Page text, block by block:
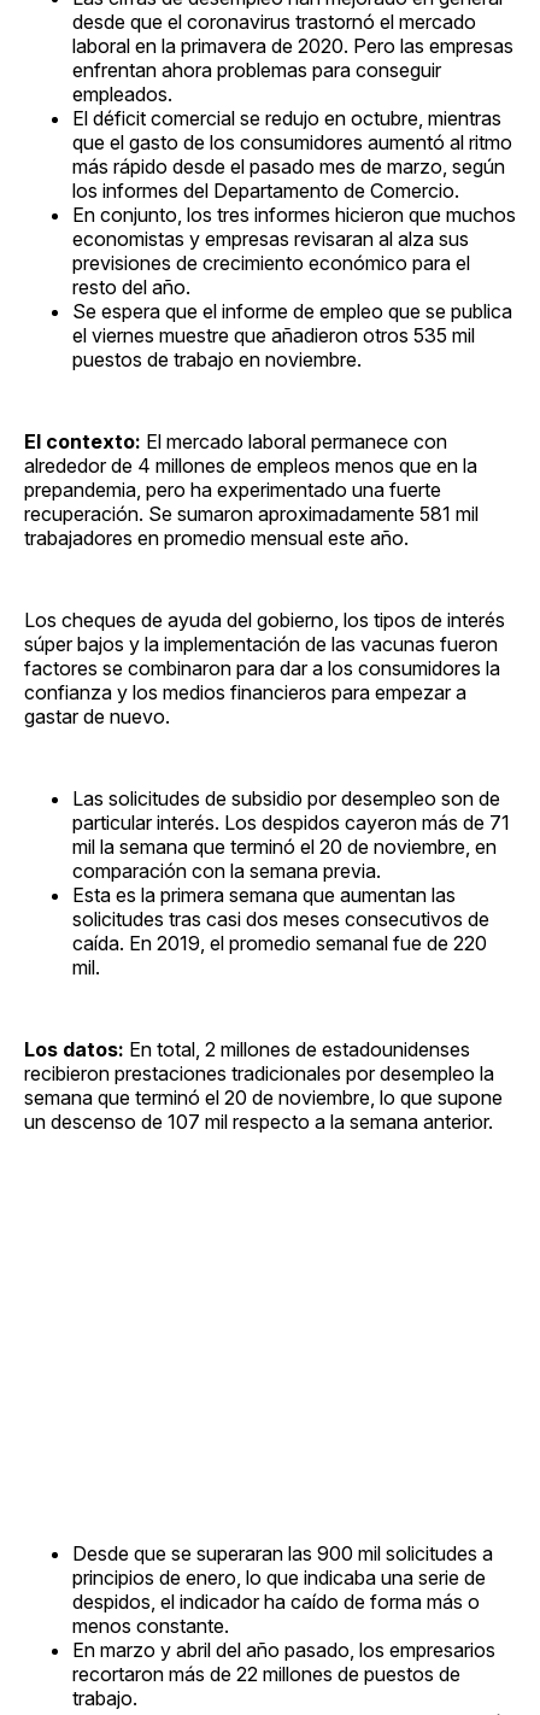
desde que el coronavirus trastornó el mercado
laboral en la primavera de 2020. Pero las empresas
enfrentan ahora problemas para conseguir
empleados.
El déficit comercial se redujo en octubre, mientras
que el gasto de los consumidores aumentó al ritmo
más rápido desde el pasado mes de marzo, según
los informes del Departamento de Comercio.
En conjunto, los tres informes hicieron que muchos
economistas y empresas revisaran al alza sus
previsiones de crecimiento económico para el
resto del año.
Se espera que el informe de empleo que se publica
el viernes muestre que añadieron otros 535 mil
puestos de trabajo en noviembre.
El contexto: El mercado laboral permanece con
alrededor de 4 millones de empleos menos que en la
prepandemia, pero ha experimentado una fuerte
recuperación. Se sumaron aproximadamente 581 mil
trabajadores en promedio mensual este año.
Los cheques de ayuda del gobierno, los tipos de interés
súper bajos y la implementación de las vacunas fueron
factores se combinaron para dar a los consumidores la
confianza y los medios financieros para empezar a
gastar de nuevo.
Las solicitudes de subsidio por desempleo son de
particular interés. Los despidos cayeron más de 71
mil la semana que terminó el 20 de noviembre, en
comparación con la semana previa.
Esta es la primera semana que aumentan las
solicitudes tras casi dos meses consecutivos de
caída. En 2019, el promedio semanal fue de 220
mil.
Los datos: En total, 2 millones de estadounidenses
recibieron prestaciones tradicionales por desempleo la
semana que terminó el 20 de noviembre, lo que supone
un descenso de 107 mil respecto a la semana anterior.
Desde que se superaran las 900 mil solicitudes a
principios de enero, lo que indicaba una serie de
despidos, el indicador ha caído de forma más o
menos constante.
En marzo y abril del año pasado, los empresarios
recortaron más de 22 millones de puestos de
trabajo.